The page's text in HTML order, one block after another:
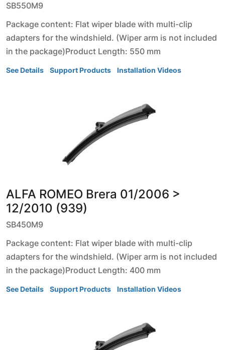
SB550M9
Package content: Flat wiper blade with multi-clip
adapters for the windshield. (Wiper arm is not included
in the package)Product Length: 550 mm
See Details Support Products Installation Videos
ALFA ROMEO Brera 01/2006 >
12/2010 (939)
SB450M9
Package content: Flat wiper blade with multi-clip
adapters for the windshield. (Wiper arm is not included
in the package)Product Length: 400 mm
See Details Support Products Installation Videos